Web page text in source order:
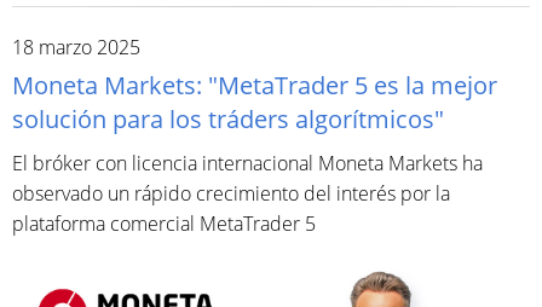
18 marzo 2025
Moneta Markets: "MetaTrader 5 es la mejor
solución para los tráders algorítmicos"
El bróker con licencia internacional Moneta Markets ha
observado un rápido crecimiento del interés por la
plataforma comercial MetaTrader 5